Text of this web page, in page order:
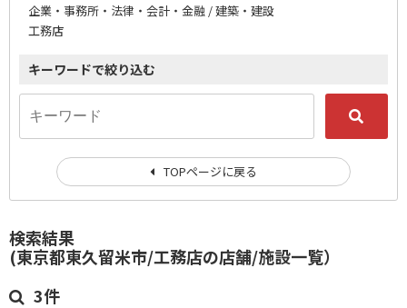
検索結果
(東京都東久留米市/工務店の店舗/施設一覧）
3件
企業・事務所・法律・会計・金融 / 建築・建設
工務店
キーワードで絞り込む
TOPページに戻る